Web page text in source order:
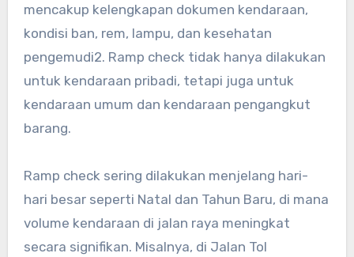
mencakup kelengkapan dokumen kendaraan,
kondisi ban, rem, lampu, dan kesehatan
pengemudi2. Ramp check tidak hanya dilakukan
untuk kendaraan pribadi, tetapi juga untuk
kendaraan umum dan kendaraan pengangkut
barang.
Ramp check sering dilakukan menjelang hari-
hari besar seperti Natal dan Tahun Baru, di mana
volume kendaraan di jalan raya meningkat
secara signifikan. Misalnya, di Jalan Tol